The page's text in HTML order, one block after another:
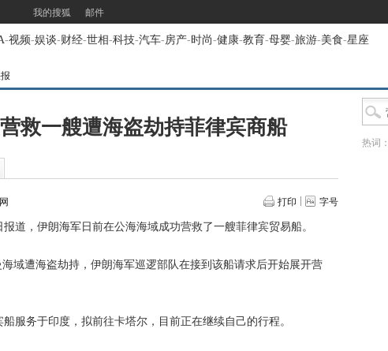
我的搜狐 邮件
-视频-娱谈-财经-世相-科技-汽车-房产-时尚-健康-教育-母婴-旅游-美食-星座
救一艘遭海盗劫持菲律宾商船
打印 字号
，伊朗海军日前在公海海域成功营救了一艘菲律宾贸易船。
遭海盗劫持，伊朗海军巡逻部队在接到该船请求后开始展开营
务于印度，拟前往卡塔尔，目前正在继续自己的行程。
热词：